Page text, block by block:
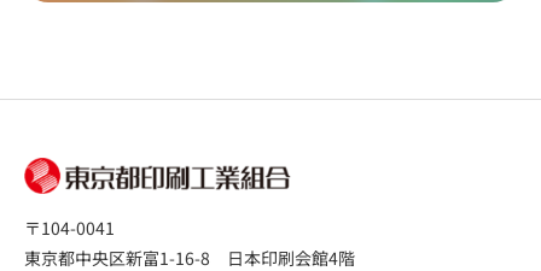
〒104-0041
東京都中央区新富1-16-8 日本印刷会館4階